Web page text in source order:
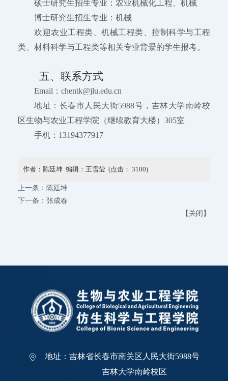
硕士研究生招生专业：农业机械化工程、机械
博士研究生招生专业：机械
欢迎农业工程类、机械工程类、控制科学与工程
类、材料科学与工程类等相关专业背景的学生报考。
五、联系方式
Email：chentk@jlu.edu.cn
地址：长春市人民大街5988号，吉林大学南岭校
区生物与农业工程学院（继续教育大楼）305室
手机：13194377917
作者：陈廷坤 编辑：王雪莹 (点击： 3100)
上一条： 陈廷坤
下一条： 张成春
【 关闭 】
地址：吉林省长春市南关区人民大街5988号
吉林大学南岭校区